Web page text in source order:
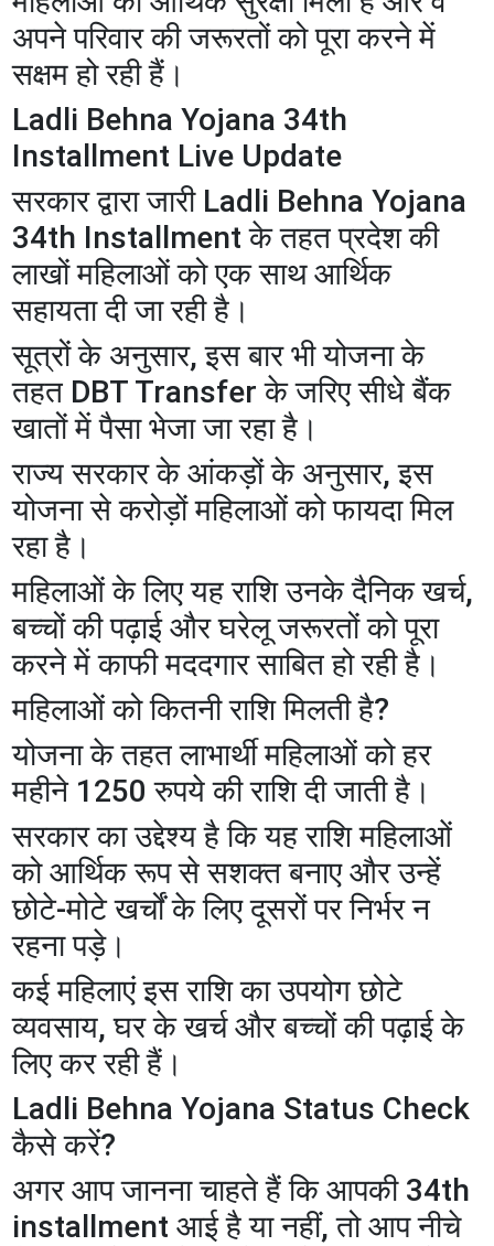
अपने परिवार की जरूरतों को पूरा करने में
सक्षम हो रही हैं।
Ladli Behna Yojana 34th
Installment Live Update
सरकार द्वारा जारी Ladli Behna Yojana
34th Installment के तहत प्रदेश की
लाखों महिलाओं को एक साथ आर्थिक
सहायता दी जा रही है।
सूत्रों के अनुसार, इस बार भी योजना के
तहत DBT Transfer के जरिए सीधे बैंक
खातों में पैसा भेजा जा रहा है।
राज्य सरकार के आंकड़ों के अनुसार, इस
योजना से करोड़ों महिलाओं को फायदा मिल
रहा है।
महिलाओं के लिए यह राशि उनके दैनिक खर्च,
बच्चों की पढ़ाई और घरेलू जरूरतों को पूरा
करने में काफी मददगार साबित हो रही है।
महिलाओं को कितनी राशि मिलती है?
योजना के तहत लाभार्थी महिलाओं को हर
महीने 1250 रुपये की राशि दी जाती है।
सरकार का उद्देश्य है कि यह राशि महिलाओं
को आर्थिक रूप से सशक्त बनाए और उन्हें
छोटे-मोटे खर्चों के लिए दूसरों पर निर्भर न
रहना पड़े।
कई महिलाएं इस राशि का उपयोग छोटे
व्यवसाय, घर के खर्च और बच्चों की पढ़ाई के
लिए कर रही हैं।
Ladli Behna Yojana Status Check
कैसे करें?
अगर आप जानना चाहते हैं कि आपकी 34th
installment आई है या नहीं, तो आप नीचे